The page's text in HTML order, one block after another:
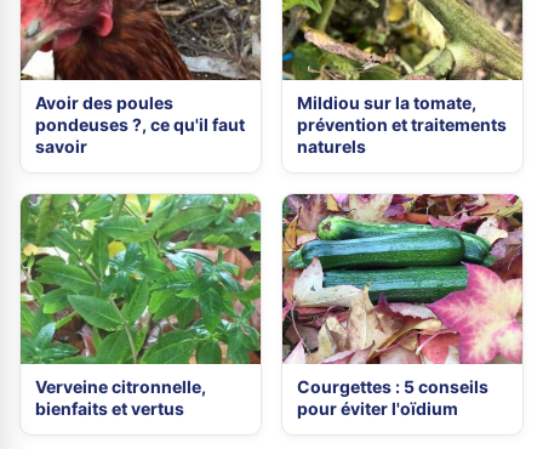
Avoir des poules
pondeuses ?, ce qu'il faut
savoir
Mildiou sur la tomate,
prévention et traitements
naturels
Verveine citronnelle,
bienfaits et vertus
Courgettes : 5 conseils
pour éviter l'oïdium